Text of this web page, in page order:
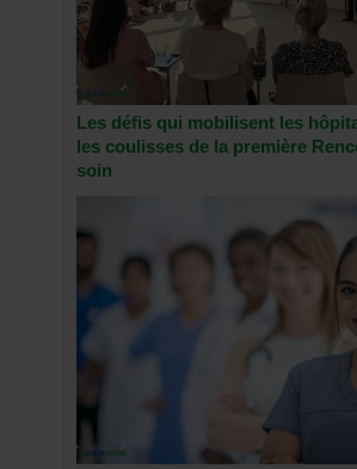
Les défis qui mobilisent les
les coulisses de la première
soin